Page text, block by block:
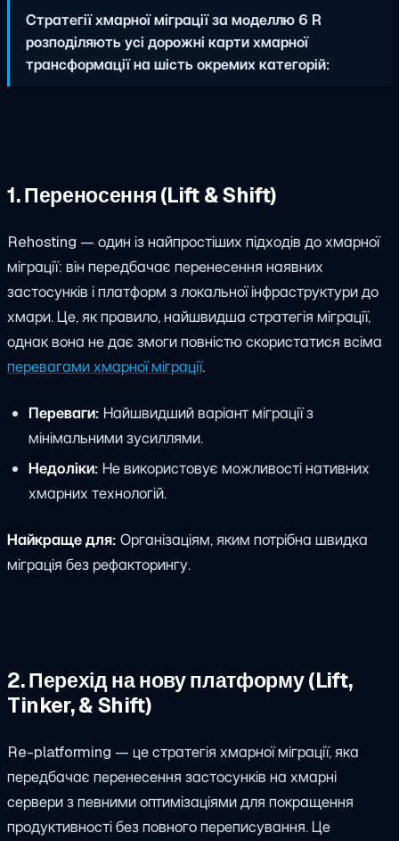
Стратегії хмарної міграції за моделлю 6 R
розподіляють усі дорожні карти хмарної
трансформації на шість окремих категорій:
1. Переносення (Lift & Shift)
Rehosting — один із найпростіших підходів до хмарної
міграції: він передбачає перенесення наявних
застосунків і платформ з локальної інфраструктури до
хмари. Це, як правило, найшвидша стратегія міграції,
однак вона не дає змоги повністю скористатися всіма
перевагами хмарної міграції.
Переваги: Найшвидший варіант міграції з
мінімальними зусиллями.
Недоліки: Не використовує можливості нативних
хмарних технологій.
Найкраще для: Організаціям, яким потрібна швидка
міграція без рефакторингу.
2. Перехід на нову платформу (Lift,
Tinker, & Shift)
Re-platforming — це стратегія хмарної міграції, яка
передбачає перенесення застосунків на хмарні
сервери з певними оптимізаціями для покращення
продуктивності без повного переписування. Це